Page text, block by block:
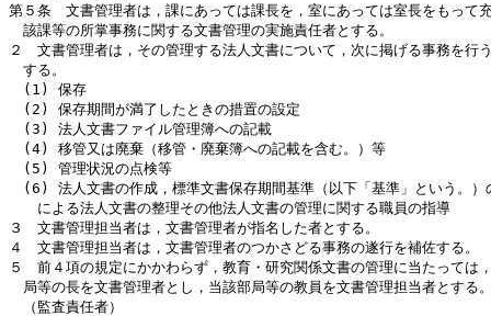
第５条　文書管理者は，課にあっては課長を，室にあっては室長をもって
該課等の所掌事務に関する文書管理の実施責任者とする。
２　文書管理者は，その管理する法人文書について，次に掲げる事務を行
する。
(1) 保存
(2) 保存期間が満了したときの措置の設定
(3) 法人文書ファイル管理簿への記載
(4) 移管又は廃棄（移管・廃棄簿への記載を含む。）等
(5) 管理状況の点検等
(6) 法人文書の作成，標準文書保存期間基準（以下「基準」という。）
による法人文書の整理その他法人文書の管理に関する職員の指導
３　文書管理担当者は，文書管理者が指名した者とする。
４　文書管理担当者は，文書管理者のつかさどる事務の遂行を補佐する。
５　前４項の規定にかかわらず，教育・研究関係文書の管理に当たっては
局等の長を文書管理者とし，当該部局等の教員を文書管理担当者とする
（監査責任者）